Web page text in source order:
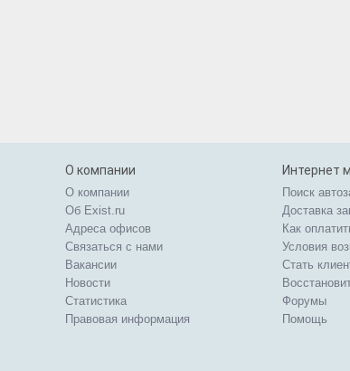
О компании
О компании
Об Exist.ru
Адреса офисов
Связаться с нами
Вакансии
Новости
Статистика
Правовая информация
Интернет
Поиск
Доставка
Как
Условия
Стать
Форумы
Помощь